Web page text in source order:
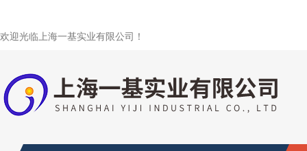
欢迎光临上海一基实业有限公司！